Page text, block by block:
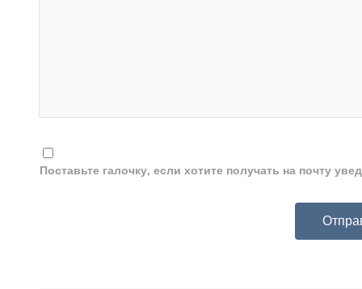
Поставьте галочку, если хотите получать на почту